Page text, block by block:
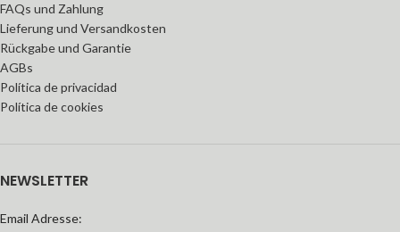
FAQs und Zahlung
Lieferung und Versandkosten
Rückgabe und Garantie
AGBs
Política de privacidad
Política de cookies
NEWSLETTER
Email Adresse: